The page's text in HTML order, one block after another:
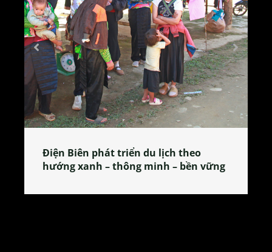
Làng làm bánh tẻ Phú Nhi – nơi lan
tỏa đặc sản xứ Đoài